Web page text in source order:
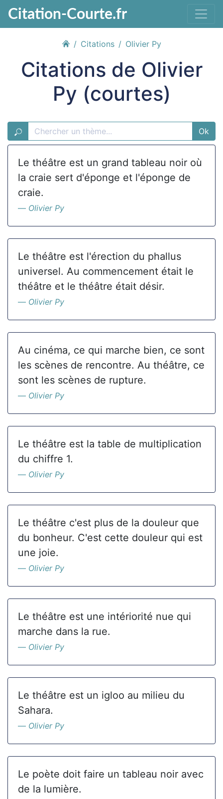
Citation-Courte.fr
Citations Olivier Py
Citations de Olivier
Py (courtes)
Ok
Le théâtre est un grand tableau noir où
la craie sert d'éponge et l'éponge de
craie.
Olivier Py
Le théâtre est l'érection du phallus
universel. Au commencement était le
théâtre et le théâtre était désir.
Olivier Py
Au cinéma, ce qui marche bien, ce sont
les scènes de rencontre. Au théâtre, ce
sont les scènes de rupture.
Olivier Py
Le théâtre est la table de multiplication
du chiffre 1.
Olivier Py
Le théâtre c'est plus de la douleur que
du bonheur. C'est cette douleur qui est
une joie.
Olivier Py
Le théâtre est une intériorité nue qui
marche dans la rue.
Olivier Py
Le théâtre est un igloo au milieu du
Sahara.
Olivier Py
Le poète doit faire un tableau noir avec
de la lumière.